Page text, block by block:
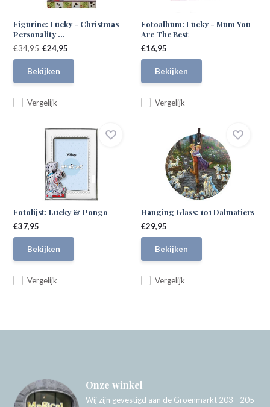
Figurine: Lucky - Christmas
Personality ...
Vergelijk
€34,95 €24,95
Bekijken
Fotoalbum: Lucky - Mum You
Are The Best
Vergelijk
€16,95
Bekijken
Fotolijst: Lucky & Pongo
Vergelijk
€37,95
Bekijken
Hanging Glass: 101 Dalmatiers
Vergelijk
€29,95
Bekijken
Onze winkel
Wij zijn gevestigd aan de Groenmarkt 203 - 205